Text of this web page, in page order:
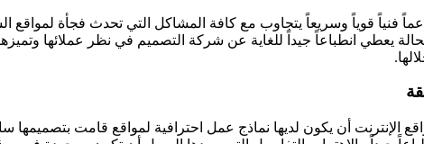
قوياً وسريعاً يتجاوب مع كافة المشاكل التي تحدث فجأة لمواقع
يعطي انطباعاً جيداً للغاية عن شركة التصميم في نظر عملائها
أن يكون لديها نماذج عمل احترافية لمواقع قامت بتصميمها